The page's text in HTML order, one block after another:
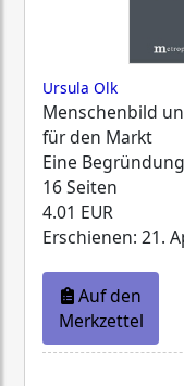
Ursula Olk
Menschenbild
für den Markt
Eine
16 Seiten
4.01 EUR
Erschienen: 21.
Auf den
Merkzettel